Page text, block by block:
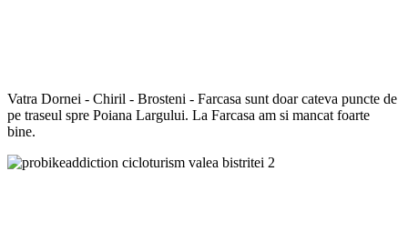
Vatra Dornei - Chiril - Brosteni - Farcasa sunt doar cateva puncte de
pe traseul spre Poiana Largului. La Farcasa am si mancat foarte
bine.